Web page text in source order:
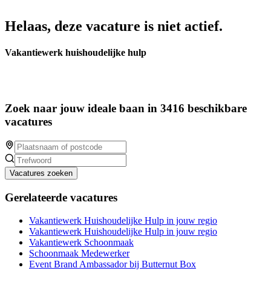
Helaas, deze vacature is niet actief.
Vakantiewerk huishoudelijke hulp
Zoek naar jouw ideale baan in 3416 beschikbare
vacatures
Vacatures zoeken
Gerelateerde vacatures
Vakantiewerk Huishoudelijke Hulp in jouw regio
Vakantiewerk Huishoudelijke Hulp in jouw regio
Vakantiewerk Schoonmaak
Schoonmaak Medewerker
Event Brand Ambassador bij Butternut Box